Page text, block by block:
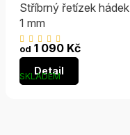
Stříbrný řetízek hádek
1 mm
Průměrné
hodnocení
je
SKLADEM
od 1 090 Kč
Detail